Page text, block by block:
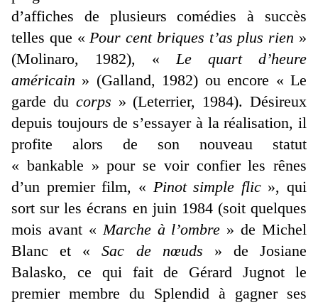
d’affiches de plusieurs comédies à succès
telles que «Pour cent briques t’as plus rien »
(Molinaro, 1982), «Le quart d’heure
américain » (Galland, 1982) ou encore « Le
garde du corps » (Leterrier, 1984). Désireux
depuis toujours de s’essayer à la réalisation, il
profite alors de son nouveau statut
« bankable » pour se voir confier les rênes
d’un premier film, « Pinot simple flic», qui
sort sur les écrans en juin 1984 (soit quelques
mois avant «Marche à l’ombre » de Michel
Blanc et «Sac de nœuds » de Josiane
Balasko, ce qui fait de Gérard Jugnot le
premier membre du Splendid à gagner ses